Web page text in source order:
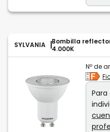
SYLVANIA
Bombilla
4.000K
Nº de